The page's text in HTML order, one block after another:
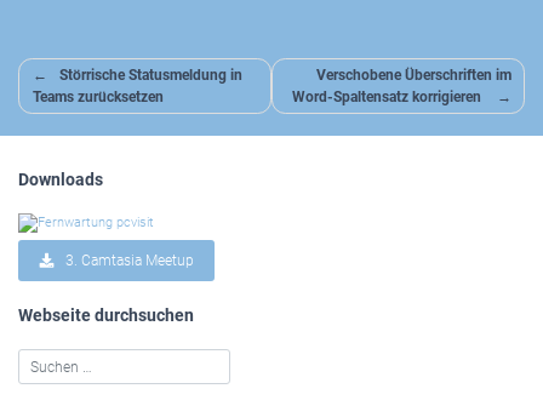
Beitragsnavigation
Störrische Statusmeldung in
Teams zurücksetzen
Verschobene Überschriften im
Word-Spaltensatz korrigieren
Downloads
3. Camtasia Meetup
Webseite durchsuchen